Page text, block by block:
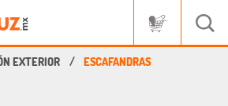
EXTERIOR ESCAFANDRAS